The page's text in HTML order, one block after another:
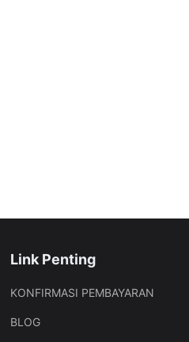
Link Penting
KONFIRMASI PEMBAYARAN
BLOG